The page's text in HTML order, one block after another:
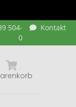
504-
0
Kontakt